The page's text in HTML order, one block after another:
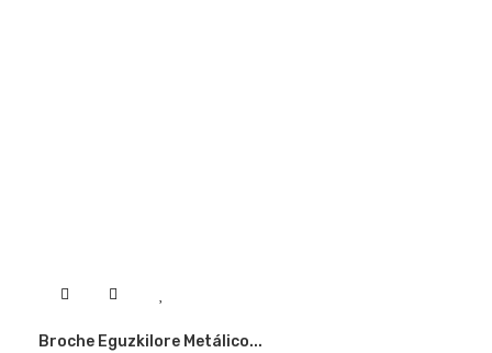
Broche Eguzkilore Metálico...